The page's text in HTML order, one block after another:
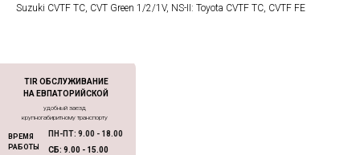
Suzuki CVTF TC, CVT Green 1/2/1V, NS-II: Toyota CVTF TC, CVTF FE
TIR ОБСЛУЖИВАНИЕ
НА ЕВПАТОРИЙСКОЙ
удобный заезд
крупногабиритному транспорту
ВРЕМЯ
РАБОТЫ
ПН-ПТ: 9.00 - 18.00
СБ: 9.00 - 15.00